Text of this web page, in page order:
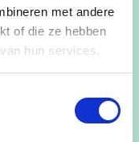
met andere
of die ze hebben
hun services.
is een